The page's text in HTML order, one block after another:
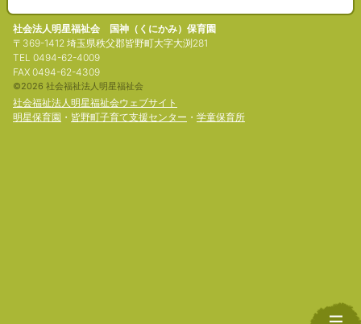
社会法人明星福祉会 国神（くにかみ）保育園
〒369-1412 埼玉県秩父郡皆野町大字大渕281
TEL 0494-62-4009
FAX 0494-62-4309
©2026 社会福祉法人明星福祉会
社会福祉法人明星福祉会ウェブサイト
明星保育園 ・ 皆野町子育て支援センター ・ 学童保育所